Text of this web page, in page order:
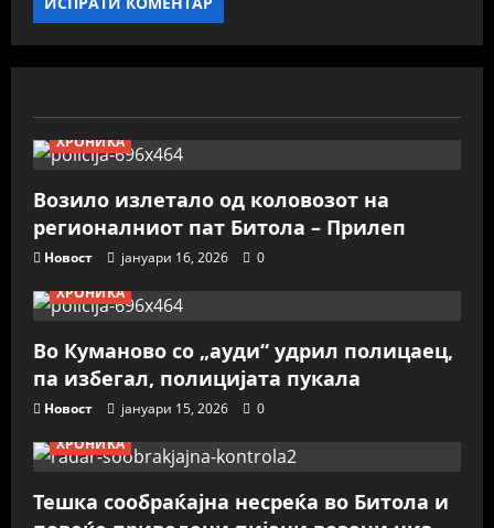
ХРОНИКА
Возило излетало од коловозот на
регионалниот пат Битола – Прилеп
Новост јануари 16, 2026
0
ХРОНИКА
Во Куманово со „ауди“ удрил полицаец,
па избегал, полицијата пукала
Новост јануари 15, 2026
0
ХРОНИКА
Тешка сообраќајна несреќа во Битола и